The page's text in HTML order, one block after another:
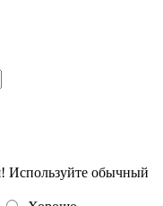
Используйте обычный